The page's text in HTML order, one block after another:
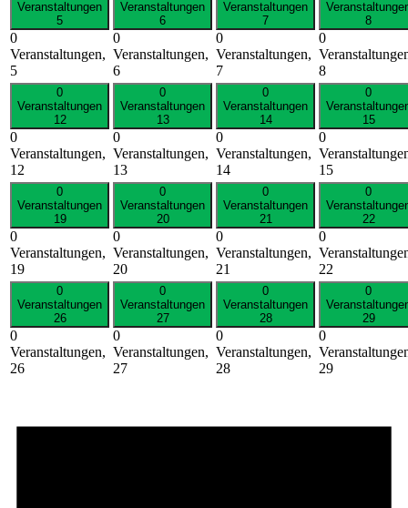
Veranstaltungen
5
0
Veranstaltungen,
5
Veranstaltungen
6
0
Veranstaltungen,
6
Veranstaltungen
7
0
Veranstaltungen,
7
8
0
8
0
Veranstaltungen
12
0
Veranstaltungen,
12
0
Veranstaltungen
13
0
Veranstaltungen,
13
0
Veranstaltungen
14
0
Veranstaltungen,
14
0
15
0
15
0
Veranstaltungen
19
0
Veranstaltungen,
19
0
Veranstaltungen
20
0
Veranstaltungen,
20
0
Veranstaltungen
21
0
Veranstaltungen,
21
0
22
0
22
0
Veranstaltungen
26
0
Veranstaltungen,
26
0
Veranstaltungen
27
0
Veranstaltungen,
27
0
Veranstaltungen
28
0
Veranstaltungen,
28
0
29
0
29